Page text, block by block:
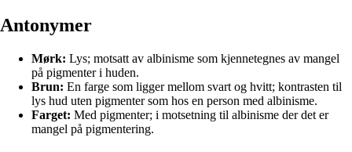
Antonymer
Mørk: Lys; motsatt av albinisme som kjennetegnes av mangel
på pigmenter i huden.
Brun: En farge som ligger mellom svart og hvitt; kontrasten til
lys hud uten pigmenter som hos en person med albinisme.
Farget: Med pigmenter; i motsetning til albinisme der det er
mangel på pigmentering.